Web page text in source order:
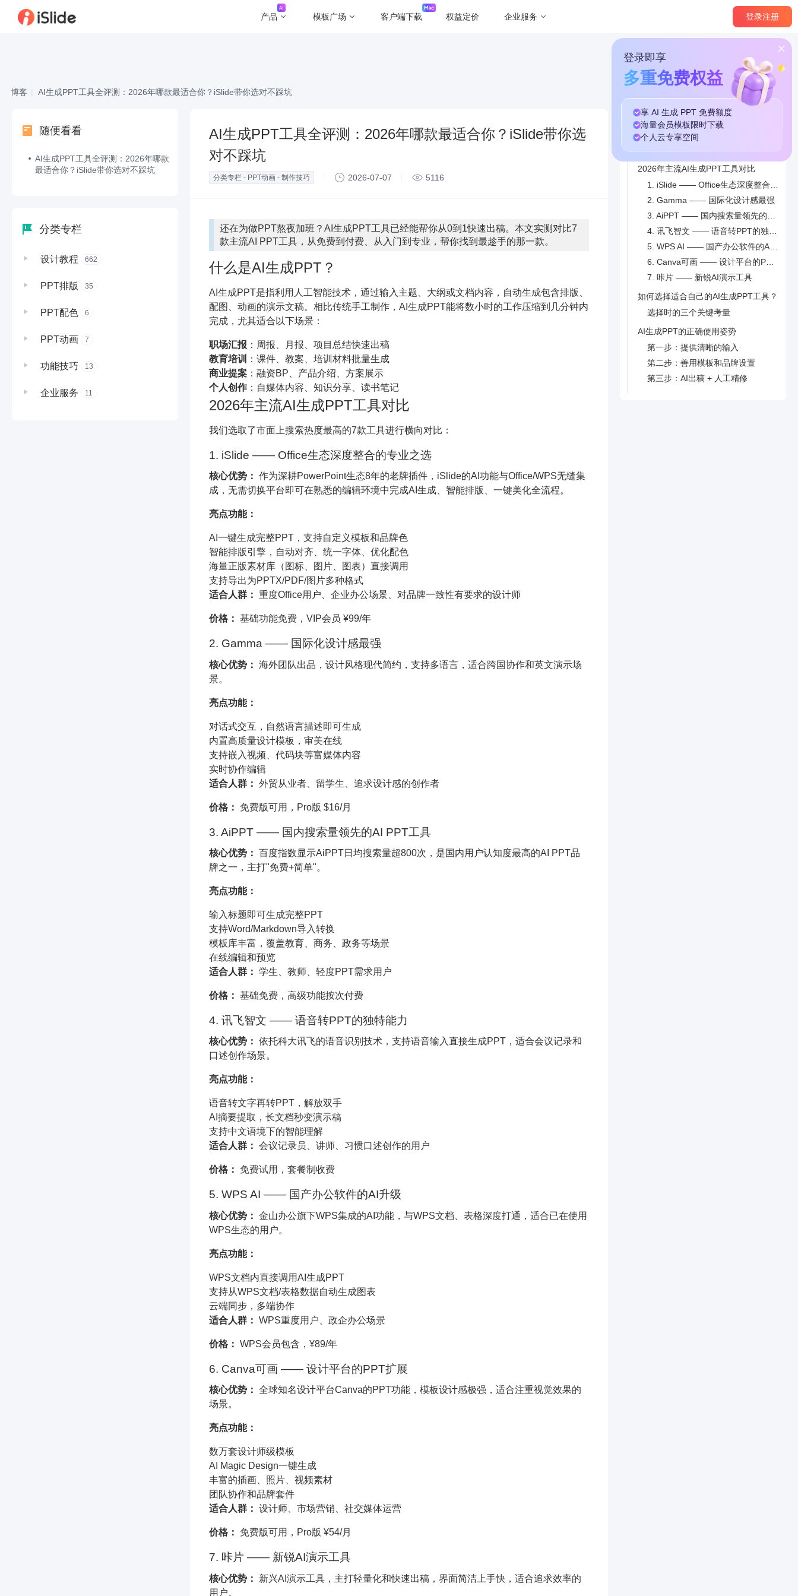
产品 模板广场 客户端下载 权益定价 企业服务 登录注册
登录即享
多重免费权益
享 AI 生成 PPT 免费额度
海量会员模板 限时下载
个人云专享空间
博客 AI生成PPT工具全评测：2026年哪款最适合你？iSlide带你选对不踩坑
随便看看
AI生成PPT工具全评测：2026年哪款
最适合你？iSlide带你选对不踩坑
分类专栏
设计教程 662
PPT排版 35
PPT配色 6
PPT动画 7
功能技巧 13
企业服务 11
AI生成PPT工具全评测：2026年哪款最适合你？iSlide带你选
对不踩坑
分类专栏 - PPT动画 - 制作技巧 2026-07-07 5116
还在为做PPT熬夜加班？AI生成PPT工具已经能帮你从0到1快速出稿。本文实测对比7
款主流AI PPT工具，从免费到付费、从入门到专业，帮你找到最趁手的那一款。
什么是AI生成PPT？
AI生成PPT是指利用人工智能技术，通过输入主题、大纲或文档内容，自动生成包含排版、
配图、动画的演示文稿。相比传统手工制作，AI生成PPT能将数小时的工作压缩到几分钟内
完成，尤其适合以下场景：
职场汇报 ：周报、月报、项目总结快速出稿
教育培训
：课件、教案、培训材料批量生成
商业提案 ：融资BP、产品介绍、方案展示
个人创作 ：自媒体内容、知识分享、读书笔记
2026年主流AI生成PPT工具对比
我们选取了市面上搜索热度最高的7款工具进行横向对比：
1. iSlide —— Office生态深度整合的专业之选
核心优势： 作为深耕PowerPoint生态8年的老牌插件，iSlide的AI功能与Office/WPS无缝集
成，无需切换平台即可在熟悉的编辑环境中完成AI生成、智能排版、一键美化全流程。
亮点功能：
AI一键生成完整PPT，支持自定义模板和品牌色
智能排版引擎，自动对齐、统一字体、优化配色
海量正版素材库（图标、图片、图表）直接调用
支持导出为PPTX/PDF/图片多种格式
适合人群： 重度Office用户、企业办公场景、对品牌一致性有要求的设计师
价格： 基础功能免费，VIP会员 ¥99/年
2. Gamma —— 国际化设计感最强
核心优势： 海外团队出品，设计风格现代简约，支持多语言，适合跨国协作和英文演示场
景。
亮点功能：
对话式交互，自然语言描述即可生成
内置高质量设计模板，审美在线
支持嵌入视频、代码块等富媒体内容
实时协作编辑
适合人群： 外贸从业者、留学生、追求设计感的创作者
价格： 免费版可用，Pro版 $16/月
3. AiPPT —— 国内搜索量领先的AI PPT工具
核心优势： 百度指数显示AiPPT日均搜索量超800次，是国内用户认知度最高的AI PPT品
牌之一，主打"免费+简单"。
亮点功能：
输入标题即可生成完整PPT
支持Word/Markdown导入转换
模板库丰富，覆盖教育、商务、政务等场景
在线编辑和预览
适合人群： 学生、教师、轻度PPT需求用户
价格： 基础免费，高级功能按次付费
4. 讯飞智文 —— 语音转PPT的独特能力
核心优势： 依托科大讯飞的语音识别技术，支持语音输入直接生成PPT，适合会议记录和
口述创作场景。
亮点功能：
语音转文字再转PPT，解放双手
AI摘要提取，长文档秒变演示稿
支持中文语境下的智能理解
适合人群： 会议记录员、讲师、习惯口述创作的用户
价格： 免费试用，套餐制收费
5. WPS AI —— 国产办公软件的AI升级
核心优势： 金山办公旗下WPS集成的AI功能，与WPS文档、表格深度打通，适合已在使用
WPS生态的用户。
亮点功能：
WPS文档内直接调用AI生成PPT
支持从WPS文档/表格数据自动生成图表
云端同步，多端协作
适合人群： WPS重度用户、政企办公场景
价格： WPS会员包含，¥89/年
6. Canva可画 —— 设计平台的PPT扩展
核心优势： 全球知名设计平台Canva的PPT功能，模板设计感极强，适合注重视觉效果的
场景。
亮点功能：
数万套设计师级模板
AI Magic Design一键生成
丰富的插画、照片、视频素材
团队协作和品牌套件
适合人群： 设计师、市场营销、社交媒体运营
价格： 免费版可用，Pro版 ¥54/月
7. 咔片 —— 新锐AI演示工具
核心优势：
新兴AI演示工具，主打轻量化和快速出稿，界面简洁上手快，适合追求效率的
用户。
本篇目录
2026年主流AI生成PPT工具对比
2. Gamma —— 国际化设计感最强
7. 咔片 —— 新锐AI演示工具
如何选择适合自己的AI生成PPT工具？
选择时的三个关键考量
AI生成PPT的正确使用姿势
第一步：提供清晰的输入
第二步：善用模板和品牌设置
第三步：AI出稿 + 人工精修